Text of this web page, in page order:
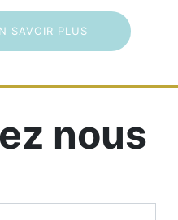
SAVOIR PLUS
nous